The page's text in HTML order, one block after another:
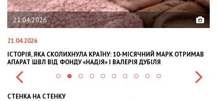
КРАЇНУ: 10-МІСЯЧНИЙ МАРК ОТРИМАВ
І ВАЛЕРІЯ ДУБІЛЯ
02.02.2026
OLEKSII ABASOV: HOW
INTERNATIONAL
СТЕНКА НА СТЕНКУ